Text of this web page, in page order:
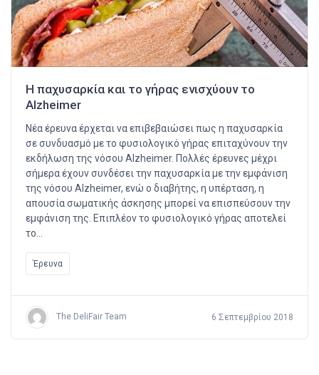
Η παχυσαρκία και το γήρας ενισχύουν το
Alzheimer
Νέα έρευνα έρχεται να επιβεβαιώσει πως η παχυσαρκία
σε συνδυασμό με το φυσιολογικό γήρας επιταχύνουν την
εκδήλωση της νόσου Alzheimer. Πολλές έρευνες μέχρι
σήμερα έχουν συνδέσει την παχυσαρκία με την εμφάνιση
της νόσου Alzheimer, ενώ ο διαβήτης, η υπέρταση, η
απουσία σωματικής άσκησης μπορεί να επισπεύσουν την
εμφάνιση της. Επιπλέον το φυσιολογικό γήρας αποτελεί
το…
Έρευνα
The DeliFair Team 6 Σεπτεμβρίου 2018